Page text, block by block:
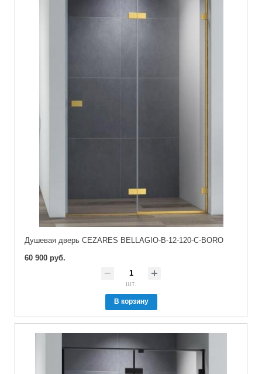
Душевая дверь CEZARES BELLAGIO-B-12-120-C-BORO
60 900 руб.
шт.
В корзину